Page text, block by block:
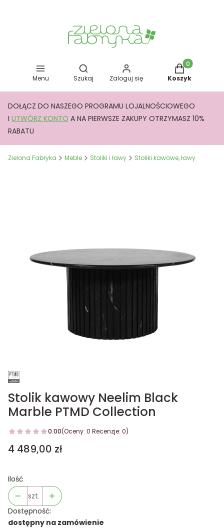
Menu
Otwórz wyszukiwarkę
Szukaj Zaloguj się
Produkty w
Koszyk
DOŁĄCZ DO NASZEGO PROGRAMU LOJALNOŚCIOWEGO
I UTWÓRZ KONTO A NA PIERWSZE ZAKUPY OTRZYMASZ 10%
RABATU
Zielona Fabryka Meble Stoliki i ławy Stoliki kawowe, ławy
Stolik kawowy Neelim Black
Marble PTMD Collection
0.00(Oceny: 0 Recenzje: 0)
Cena
4 489,00 zł
Ilość
szt.
Dostępność:
dostępny na zamówienie